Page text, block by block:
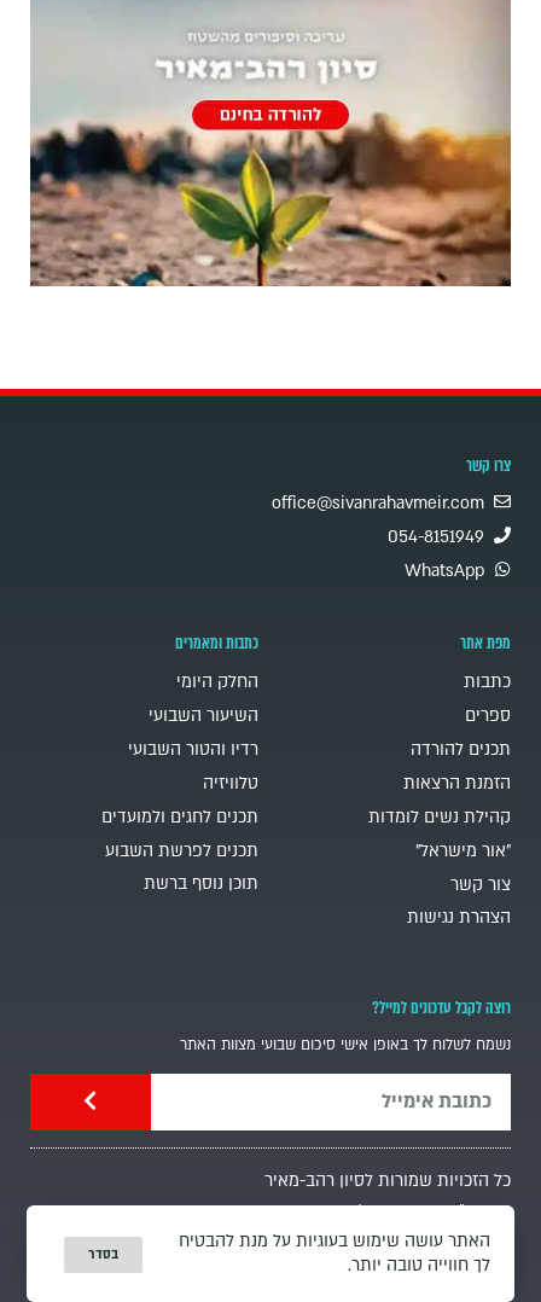
צרו קשר
office@sivanrahavmeir.com
054-8151949
WhatsApp
מפת אתר
כתבות
ספרים
תכנים להורדה
הזמנת הרצאות
קהילת נשים לומדות
"אור מישראל"
צור קשר
הצהרת נגישות
כתבות ומאמרים
החלק היומי
השיעור השבועי
רדיו והטור השבועי
טלוויזיה
תכנים לחגים ולמועדים
תכנים לפרשת השבוע
תוכן נוסף ברשת
רוצה לקבל עדכונים למייל?
נשמח לשלוח לך באופן אישי סיכום שבועי מצוות האתר
כל הזכויות שמורות לסיון רהב-מאיר
נבנה ע"י סטודיו האייל
מדיניות פרטיות
האתר עושה שימוש בעוגיות על מנת להבטיח
לך חווייה טובה יותר.
בסדר